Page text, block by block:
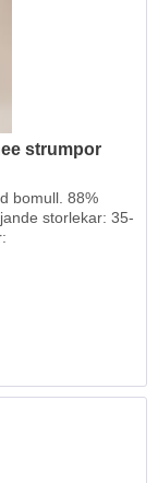
strumpor
bomull. 88%
storlekar: 35-